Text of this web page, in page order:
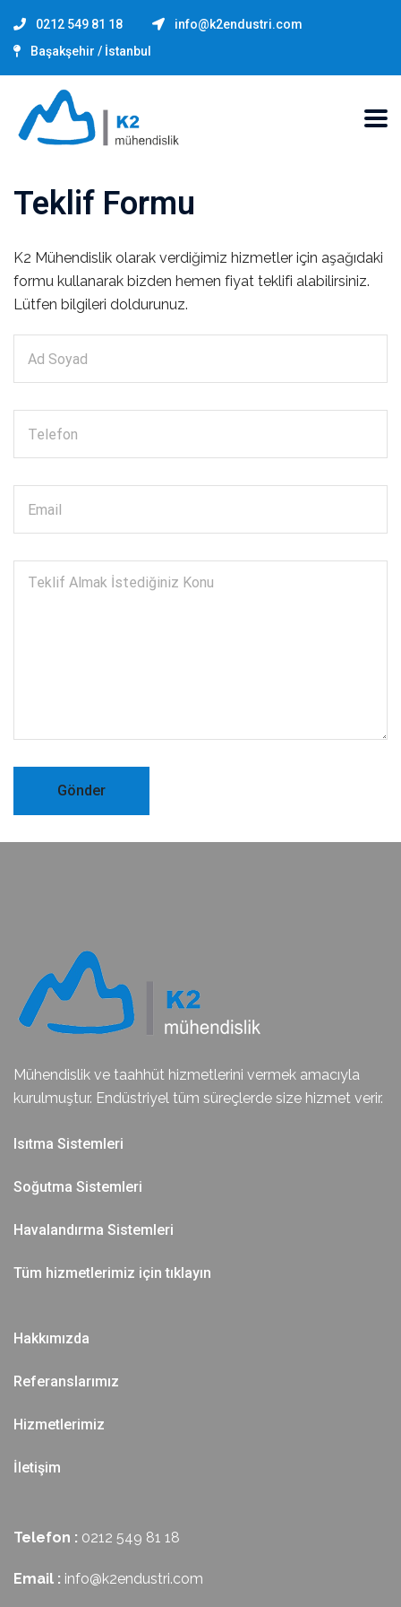
0212 549 81 18
info@k2endustri.com
Başakşehir / İstanbul
Teklif Formu
K2 Mühendislik olarak verdiğimiz hizmetler için aşağıdaki
formu kullanarak bizden hemen fiyat teklifi alabilirsiniz.
Lütfen bilgileri doldurunuz.
Mühendislik ve taahhüt hizmetlerini vermek amacıyla
kurulmuştur. Endüstriyel tüm süreçlerde size hizmet verir.
Isıtma Sistemleri
Soğutma Sistemleri
Havalandırma Sistemleri
Tüm hizmetlerimiz için tıklayın
Hakkımızda
Referanslarımız
Hizmetlerimiz
İletişim
Telefon : 0212 549 81 18
Email : info@k2endustri.com